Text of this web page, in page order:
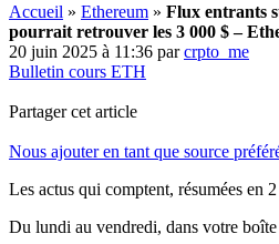
Accueil » Ethereum » Flux entrants
pourrait retrouver les 3 000 $ –
20 juin 2025 à 11:36 parcrpto_me
Bulletin cours ETH
Partager cet article
Nous ajouter en tant que source
Les actus qui comptent, résumées en
Du lundi au vendredi, dans votre